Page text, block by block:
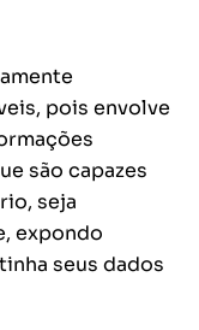
pois envolve
são capazes
seja
expondo
seus dados